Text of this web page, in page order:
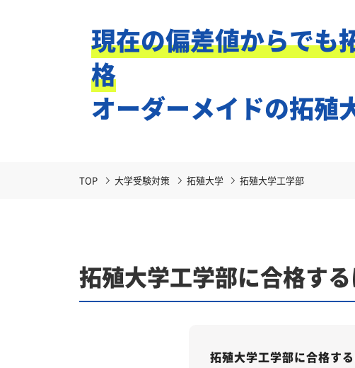
現在の偏差値からでも
格
オーダーメイドの拓殖
TOP 大学受験対策 拓殖大学 拓殖大学工学部
拓殖大学工学部に合格する
拓殖大学工学部に合格す